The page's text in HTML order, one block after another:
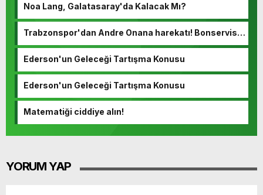
Noa Lang, Galatasaray'da Kalacak Mı?
Trabzonspor'dan Andre Onana harekatı! Bonservisi
Ederson'un Geleceği Tartışma Konusu
Ederson'un Geleceği Tartışma Konusu
Matematiği ciddiye alın!
YORUM YAP